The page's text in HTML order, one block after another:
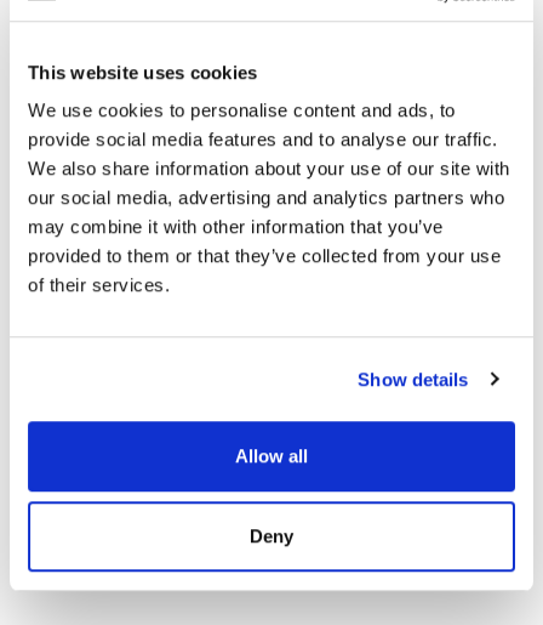
This website uses cookies
We use cookies to personalise content and ads, to
provide social media features and to analyse our traffic.
We also share information about your use of our site with
our social media, advertising and analytics partners who
may combine it with other information that you’ve
provided to them or that they’ve collected from your use
of their services.
Show details
Allow all
Deny
Boka ett kostnadsfritt konsultationssamtal för att
diskutera ditt bostadsköp i Spanien. Välj det språk du
föredrar och en tid som passar dig så ringer vi upp. Du
kan även boka en personlig videovisning av den bostad
du är intresserad av. Vår mäklare visar fastigheten via
videosamtal, går igenom alla detaljer du önskar och
Vi har tillgång till alla fastigheter till
salu på samtliga bostadsportaler